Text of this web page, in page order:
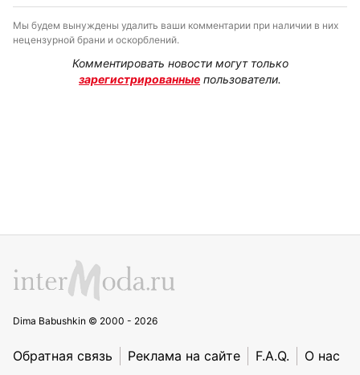
Мы будем вынуждены удалить ваши комментарии при наличии в них
нецензурной брани и оскорблений.
Комментировать новости могут только
зарегистрированные пользователи.
Dima Babushkin © 2000 - 2026
Обратная связь Реклама на сайте F.A.Q. О нас